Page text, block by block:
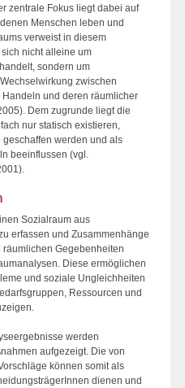
zentrale Fokus liegt dabei auf
Menschen leben und
verweist in diesem
nicht alleine um
sondern um
zwischen
und deren räumlicher
Dem zugrunde liegt die
nur statisch existieren,
werden und als
beeinflussen (vgl.
Sozialraum aus
erfassen und Zusammenhänge
Gegebenheiten
Diese ermöglichen
und soziale Ungleichheiten
Ressourcen und
werden
aufgezeigt. Die von
können somit als
dienen und